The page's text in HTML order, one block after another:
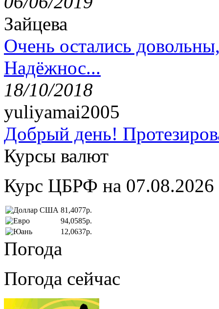
Зайцева
Очень остались
Надёжнос...
18/10/2018
yuliyamai2005
Добрый день!
Курсы валют
Курс ЦБРФ на 07.08.2026
81,4077р.
94,0585р.
12,0637р.
Погода
Погода сейчас